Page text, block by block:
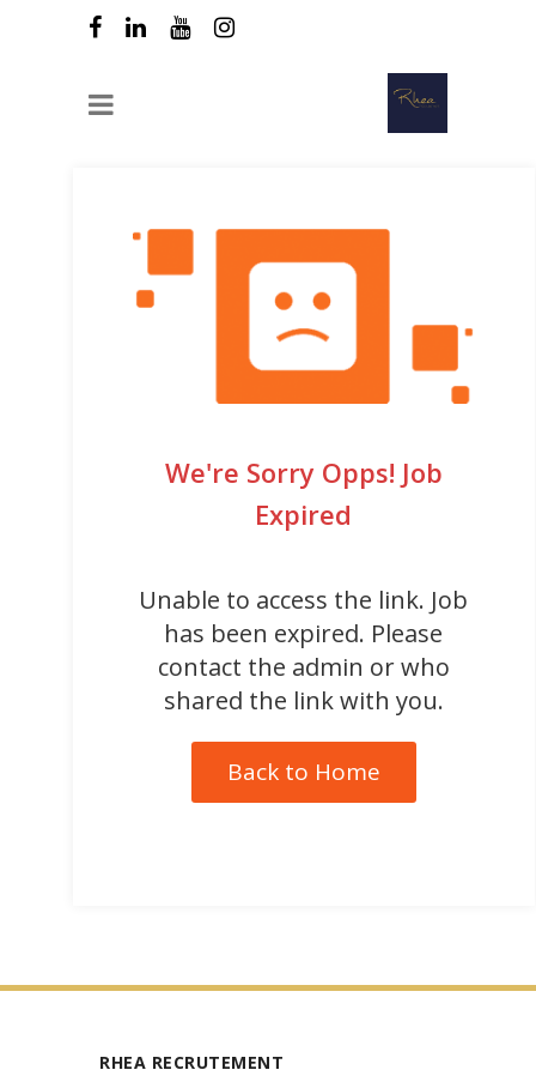
We're Sorry Opps! Job
Expired
Unable to access the link. Job
has been expired. Please
contact the admin or who
shared the link with you.
Back to Home
RHEA RECRUTEMENT